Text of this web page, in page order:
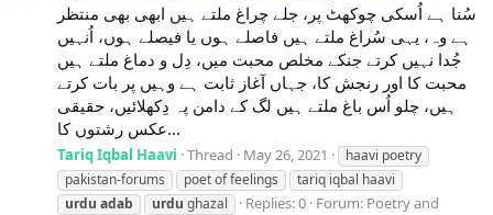
سُنا ہے اُسکی چوکھٹ پر، جلے چراغ ملتے ہیں ابھی بھی منتظر
ہے وہ، یہی سُراغ ملتے ہیں فاصلے ہوں یا فیصلے ہوں، اُنہیں
جُدا نہیں کرتے جنکے مخلص محبت میں، دِل و دماغ ملتے ہیں
محبت کا اور رنجش کا، جہاں آغاز ثابت ہے وہیں پر بات کرتے
ہیں، چلو اُس باغ ملتے ہیں لگ کے دامن پہ دِکھلائیں، حقیقی
عکس رشتوں کا...
Tariq Iqbal Haavi Thread May 26, 2021
haavi poetry
pakistan-forums
poet of feelings
tariq iqbal haavi
urdu adab urdu ghazal Replies: 0 Forum: Poetry and